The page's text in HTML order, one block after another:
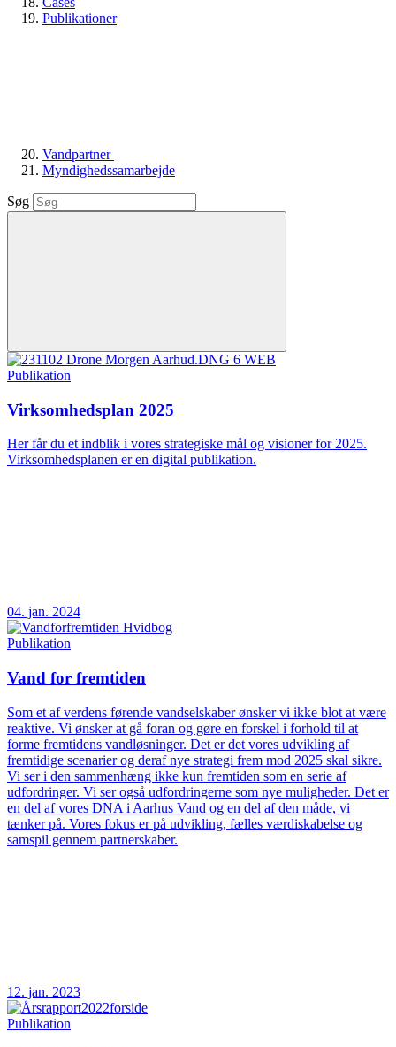
Publikationer
Vandpartner
Myndighedssamarbejde
Søg
Publikation
Virksomhedsplan 2025
Her får du et indblik i vores strategiske mål og visioner for 2025.
Virksomhedsplanen er en digital publikation.
04. jan. 2024
Publikation
Vand for fremtiden
Som et af verdens førende vandselskaber ønsker vi ikke blot at være
reaktive. Vi ønsker at gå foran og gøre en forskel i forhold til at
forme fremtidens vandløsninger. Det er det vores udvikling af
fremtidige scenarier og deraf nye strategi frem mod 2025 skal sikre.
Vi ser i den sammenhæng ikke kun fremtiden som en serie af
udfordringer. Vi ser også udfordringerne som nye muligheder. Det er
en del af vores DNA i Aarhus Vand og en del af den måde, vi
tænker på. Vores fokus er på udvikling, fælles værdiskabelse og
samspil gennem partnerskaber.
12. jan. 2023
Publikation